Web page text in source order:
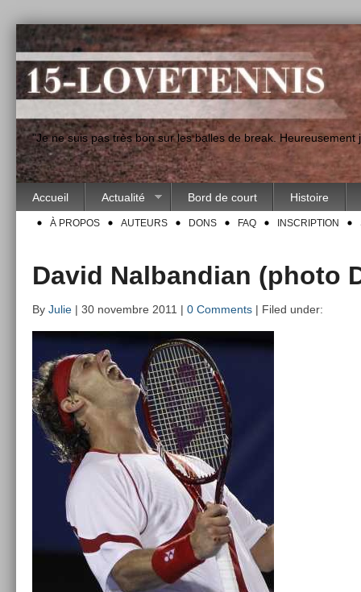
"Je ne suis pas très bon sur les balles de break.
Accueil Actualité Bord de court Histoire
À PROPOS AUTEURS DONS FAQ INSCRIPTION
David Nalbandian (photo
By Julie | 30 novembre 2011 | 0 Comments | Filed under: